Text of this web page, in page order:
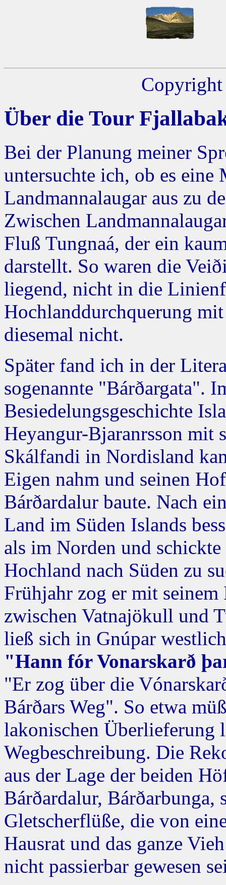
Über die Tour
Bei der Planung meiner
untersuchte ich, ob es
Landmannalaugar aus zu
Zwischen
Fluß Tungnaá, der ein
darstellt. So waren die
liegend, nicht in die
Hochlanddurchquerung
diesemal nicht.
Später fand ich in der
sogenannte "Bárðargata".
Besiedelungsgeschichte
Heyangur-Bjaranrsson mit
Skálfandi in Nordisland
Eigen nahm und seinen
Bárðardalur baute. Nach
Land im Süden Islands
als im Norden und schickte
Hochland nach Süden zu
Frühjahr zog er mit seinem
zwischen Vatnajökull und
ließ sich in Gnúpar
"Hann fór Vonarskarð
"Er zog über die
Bárðars Weg". So etwa
lakonischen
Wegbeschreibung. Die
aus der Lage der beiden
Bárðardalur, Bárðarbunga,
Gletscherflüße, die von
Hausrat und das ganze
nicht passierbar gewesen